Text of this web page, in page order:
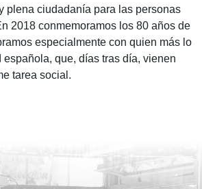
plena ciudadanía para las personas
2018 conmemoramos los 80 años de
especialmente con quien más lo
española, que, días tras día, vienen
tarea social.